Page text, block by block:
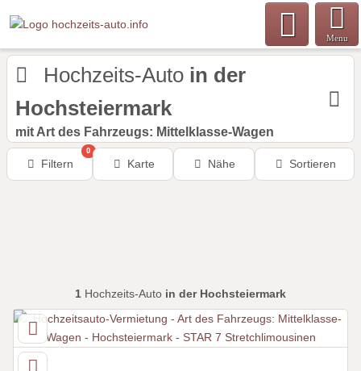
Menu
Hochzeits-Auto in der
Hochsteiermark
mit Art des Fahrzeugs: Mittelklasse-Wagen
Filtern
0
Karte Nähe Sortieren
1 Hochzeits-Auto in der Hochsteiermark